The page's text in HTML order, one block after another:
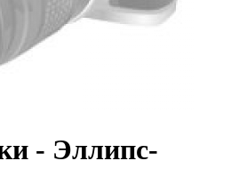
- Эллипс-